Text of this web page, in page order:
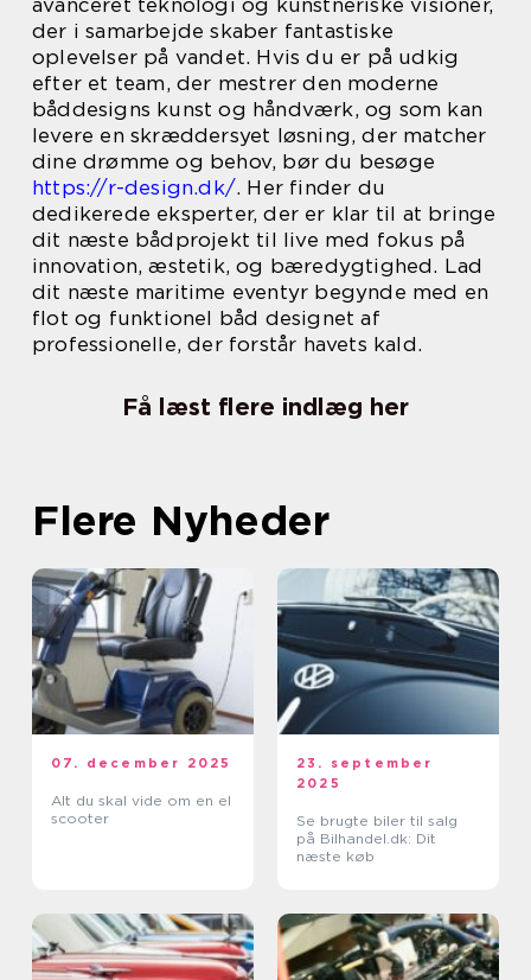
der i samarbejde skaber fantastiske
oplevelser på vandet. Hvis du er på udkig
efter et team, der mestrer den moderne
båddesigns kunst og håndværk, og som kan
levere en skræddersyet løsning, der matcher
dine drømme og behov, bør du besøge
https://r-design.dk/. Her finder du
dedikerede eksperter, der er klar til at bringe
dit næste bådprojekt til live med fokus på
innovation, æstetik, og bæredygtighed. Lad
dit næste maritime eventyr begynde med en
flot og funktionel båd designet af
professionelle, der forstår havets kald.
Få læst flere indlæg her
Flere Nyheder
07. december 2025
Alt du skal vide om en el
scooter
23. september
2025
Se brugte biler til salg
på Bilhandel.dk: Dit
næste køb